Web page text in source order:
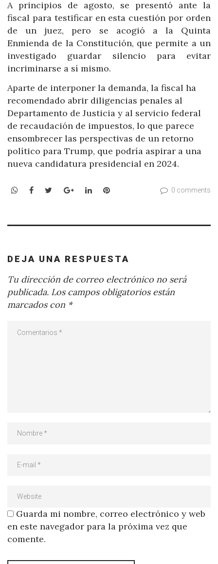
A principios de agosto, se presentó ante la
fiscal para testificar en esta cuestión por orden
de un juez, pero se acogió a la Quinta
Enmienda de la Constitución, que permite a un
investigado guardar silencio para evitar
incriminarse a sí mismo.
Aparte de interponer la demanda, la fiscal ha
recomendado abrir diligencias penales al
Departamento de Justicia y al servicio federal
de recaudación de impuestos, lo que parece
ensombrecer las perspectivas de un retorno
político para Trump, que podría aspirar a una
nueva candidatura presidencial en 2024.
WhatsApp
Facebook
TwitterGoogle+LinkedInPinterest 0 comments
DEJA UNA RESPUESTA
Tu dirección de correo electrónico no será
publicada. Los campos obligatorios están
marcados con *
Guarda mi nombre, correo electrónico y web
en este navegador para la próxima vez que
comente.